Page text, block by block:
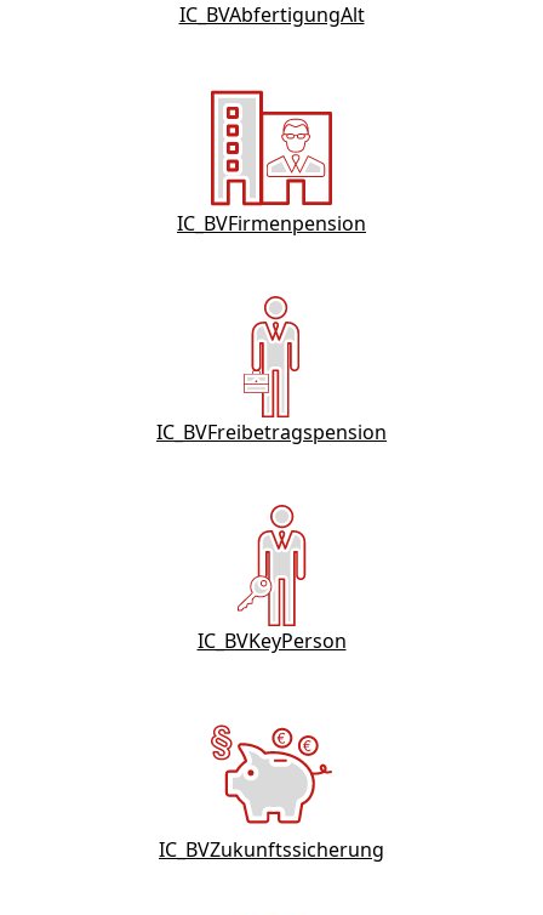
IC_BVAbfertigungAlt
IC_BVFirmenpension
IC_BVFreibetragspension
IC_BVKeyPerson
IC_BVZukunftssicherung